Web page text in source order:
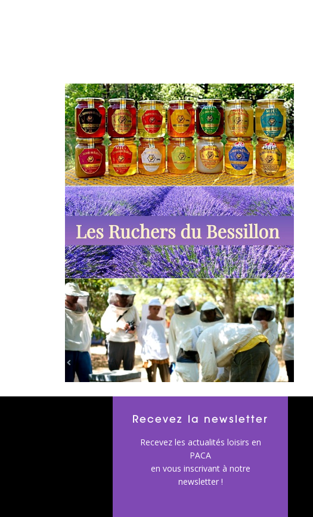
Recevez la newsletter
Recevez les actualités loisirs en
PACA
en vous inscrivant à notre
newsletter !